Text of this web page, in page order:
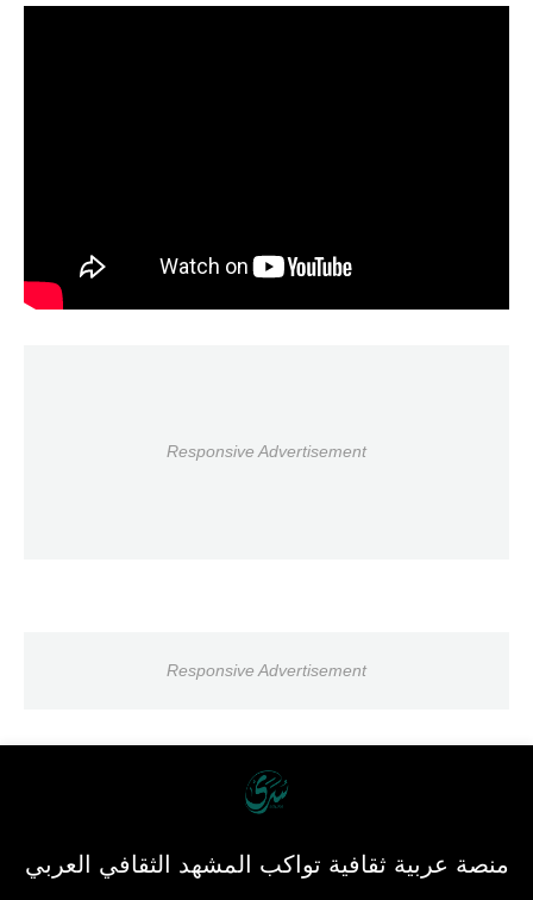
Responsive Advertisement
Responsive Advertisement
منصة عربية ثقافية تواكب المشهد الثقافي العربي